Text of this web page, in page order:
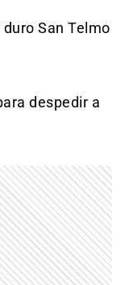
San Telmo
despedir a